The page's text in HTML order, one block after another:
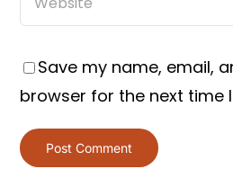
Save my name, email,
browser for the next time